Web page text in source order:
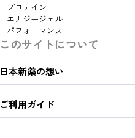
プロテイン
エナジージェル
パフォーマンス
このサイトについて
日本新薬の想い
ご利用ガイド